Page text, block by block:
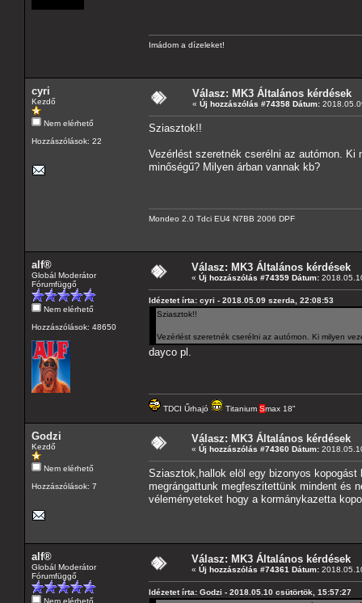
Imádom a dízeleket!
cyri
Kezdő
Nem elérhető
Hozzászólások: 22
Válasz: MK3 Általános kérdések
« Új hozzászólás #74358 Dátum:
Sziasztok!!
Vezérlést szeretnék cserélni az autómon.
minőségű? Milyen árban vannak kb?
Mondeo 2.0 Tdci EU4 N7BB 2006 DPF
alf®
Globál Moderátor
Fórumfüggő
Nem elérhető
Hozzászólások: 48650
Válasz: MK3 Általános kérdések
« Új hozzászólás #74359 Dátum:
Idézetet írta: cyri - 2018.05.09 szerda, 22:08:53
Sziasztok!!
Vezérlést szeretnék cserélni az autómon. Ki milyen
dayco pl.
TDCI Űrhajó Titanium Smax 18"
Godzi
Kezdő
Nem elérhető
Hozzászólások: 7
Válasz: MK3 Általános kérdések
« Új hozzászólás #74360 Dátum:
Sziasztok,hallok elöl egy bizonyos
megrángattunk megfeszitettünk mindent és
véleményeteket hogy a kormánykazetta
alf®
Globál Moderátor
Fórumfüggő
Nem elérhető
Válasz: MK3 Általános kérdések
« Új hozzászólás #74361 Dátum:
Idézetet írta: Godzi - 2018.05.10 csütörtök, 15:57:27